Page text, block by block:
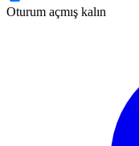
Oturum açmış kalın